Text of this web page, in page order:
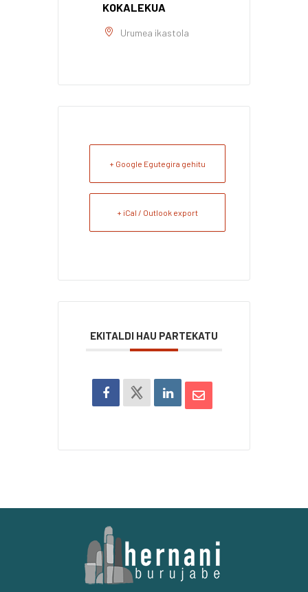
KOKALEKUA
Urumea ikastola
+ Google Egutegira gehitu
+ iCal / Outlook export
EKITALDI HAU PARTEKATU